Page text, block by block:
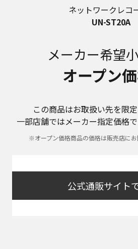
ネットワークレコ
UN-ST20A
メーカー希望
オープン
この商品はお取扱い先を限定
一部店舗ではメーカー指定価格で
※オープン価格商品の価格は販売店にお
公式通販サイト